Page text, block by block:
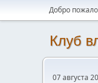
Добро
Клуб
07 августа